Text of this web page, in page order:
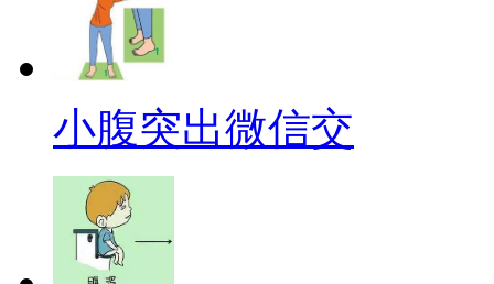
小腹突出微信交